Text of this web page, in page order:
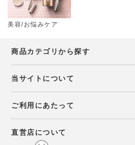
美容/お悩みケア
商品カテゴリから探す
当サイトについて
ご利用にあたって
直営店について